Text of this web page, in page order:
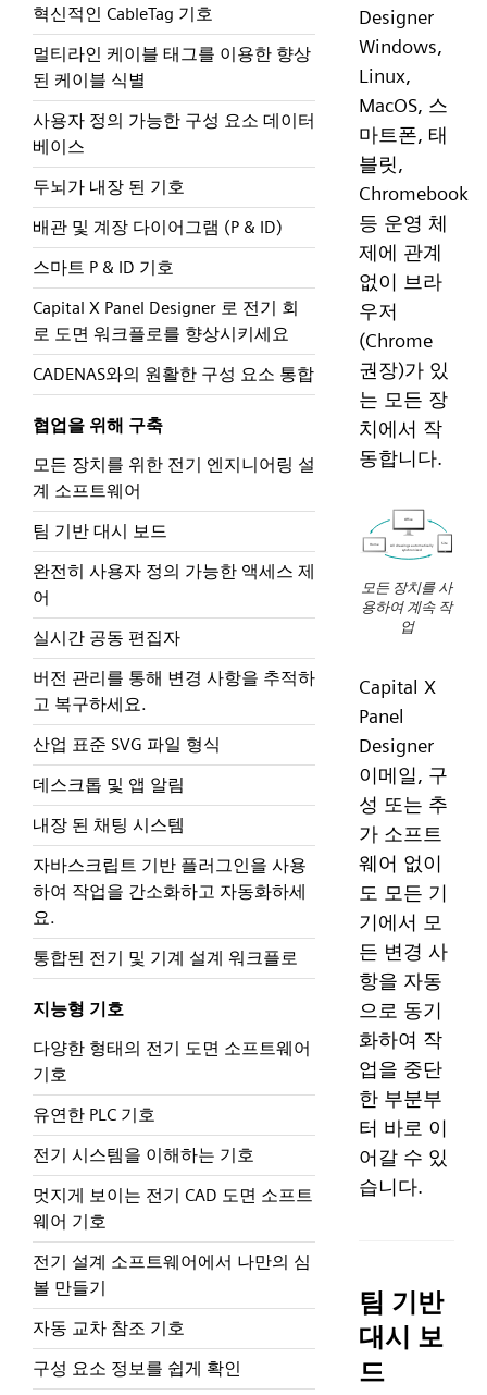
혁신적인 CableTag 기호
멀티라인 케이블 태그를 이용한 향상
된 케이블 식별
사용자 정의 가능한 구성 요소 데이터
베이스
두뇌가 내장 된 기호
배관 및 계장 다이어그램 (P & ID)
스마트 P & ID 기호
Capital X Panel Designer 로 전기 회
로 도면 워크플로를 향상시키세요
CADENAS와의 원활한 구성 요소 통합
협업을 위해 구축
모든 장치를 위한 전기 엔지니어링 설
계 소프트웨어
팀 기반 대시 보드
완전히 사용자 정의 가능한 액세스 제
어
실시간 공동 편집자
버전 관리를 통해 변경 사항을 추적하
고 복구하세요.
산업 표준 SVG 파일 형식
데스크톱 및 앱 알림
내장 된 채팅 시스템
자바스크립트 기반 플러그인을 사용
하여 작업을 간소화하고 자동화하세
요.
통합된 전기 및 기계 설계 워크플로
지능형 기호
다양한 형태의 전기 도면 소프트웨어
기호
유연한 PLC 기호
전기 시스템을 이해하는 기호
멋지게 보이는 전기 CAD 도면 소프트
웨어 기호
전기 설계 소프트웨어에서 나만의 심
볼 만들기
자동 교차 참조 기호
구성 요소 정보를 쉽게 확인
Designer
Windows,
Linux,
MacOS, 스
마트폰, 태
블릿,
Chromebook
등 운영 체
제에 관계
없이 브라
우저
(Chrome
권장)가 있
는 모든 장
치에서 작
동합니다.
모든 장치를 사
용하여 계속 작
업
Capital X
Panel
Designer
이메일, 구
성 또는 추
가 소프트
웨어 없이
도 모든 기
기에서 모
든 변경 사
항을 자동
으로 동기
화하여 작
업을 중단
한 부분부
터 바로 이
어갈 수 있
습니다.
팀 기반
대시 보
드